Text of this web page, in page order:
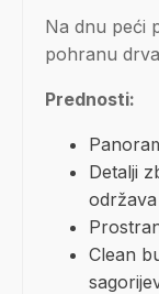
Na dnu peći
pohranu
Prednosti:
Detalji
održava
Clean